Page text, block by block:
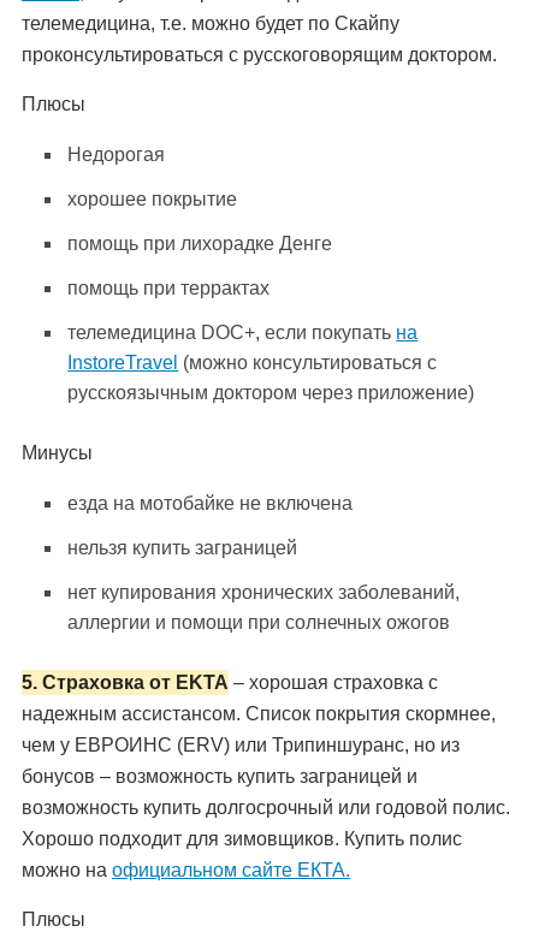
телемедицина, т.е. можно будет по Скайпу
проконсультироваться с русскоговорящим доктором.
Плюсы
Недорогая
хорошее покрытие
помощь при лихорадке Денге
помощь при террактах
телемедицина DOC+, если покупать на
InstoreTravel (можно консультироваться с
русскоязычным доктором через приложение)
Минусы
езда на мотобайке не включена
нельзя купить заграницей
нет купирования хронических заболеваний,
аллергии и помощи при солнечных ожогов
5. Страховка от EKTA – хорошая страховка с
надежным ассистансом. Список покрытия скормнее,
чем у ЕВРОИНС (ERV) или Трипиншуранс, но из
бонусов – возможность купить заграницей и
возможность купить долгосрочный или годовой полис.
Хорошо подходит для зимовщиков. Купить полис
можно на официальном сайте ЕКТА.
Плюсы